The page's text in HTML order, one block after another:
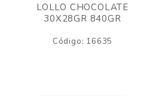
LOLLO CHOCOLATE
30X28GR 840GR
Código: 16635